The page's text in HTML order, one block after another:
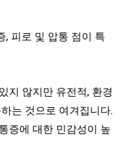
, 피로 및 압통 점이 특
지 않지만 유전적, 환경
는 것으로 여겨집니다.
증에 대한 민감성이 높